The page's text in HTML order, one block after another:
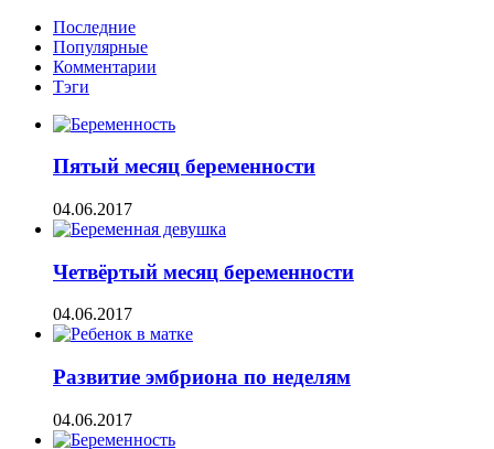
Последние
Популярные
Комментарии
Тэги
Пятый месяц беременности
04.06.2017
Четвёртый месяц беременности
04.06.2017
Развитие эмбриона по неделям
04.06.2017